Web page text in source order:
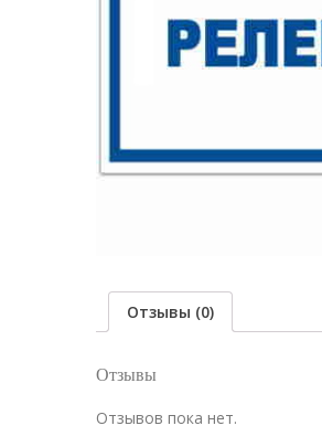
Отзывы (0)
Отзывы
Отзывов пока нет.